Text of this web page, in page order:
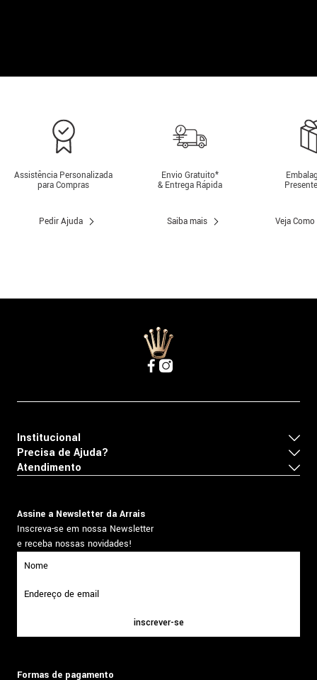
Assistência Personalizada
para Compras
Pedir Ajuda
Envio Gratuito*
& Entrega Rápida
Saiba mais Veja
Institucional
Precisa de Ajuda?
Atendimento
Assine a Newsletter da Arrais
Inscreva-se em nossa Newsletter
e receba nossas novidades!
inscrever-se
Formas de pagamento